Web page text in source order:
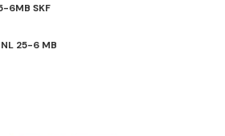
6MB SKF
25-6 MB